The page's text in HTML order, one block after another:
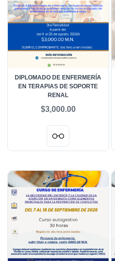
DIPLOMADO DE ENFERMERÍA
EN TERAPIAS DE SOPORTE
RENAL
$3,000.00